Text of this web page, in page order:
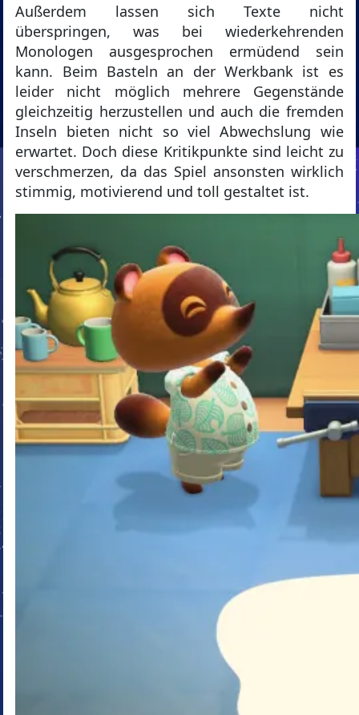
Außerdem lassen sich Texte nicht
überspringen, was bei wiederkehrenden
Monologen ausgesprochen ermüdend sein
kann. Beim Basteln an der Werkbank ist es
leider nicht möglich mehrere Gegenstände
gleichzeitig herzustellen und auch die fremden
Inseln bieten nicht so viel Abwechslung wie
erwartet. Doch diese Kritikpunkte sind leicht zu
verschmerzen, da das Spiel ansonsten wirklich
stimmig, motivierend und toll gestaltet ist.